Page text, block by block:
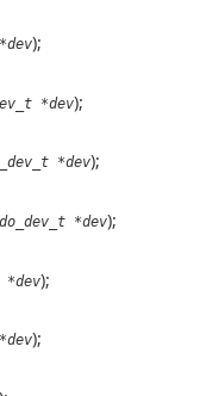
);
*dev);
*dev);
*dev);
*dev);
);